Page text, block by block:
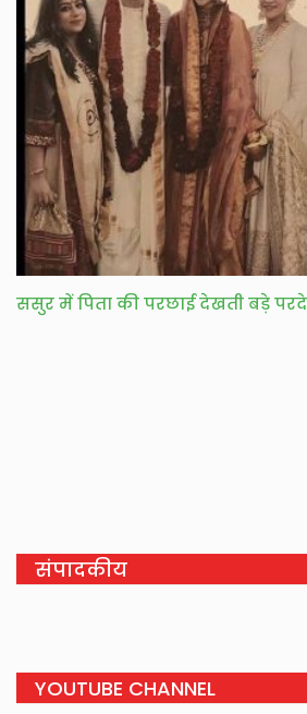
ससुर में पिता की परछाई देखती बड़े
संपादकीय
YOUTUBE CHANNEL